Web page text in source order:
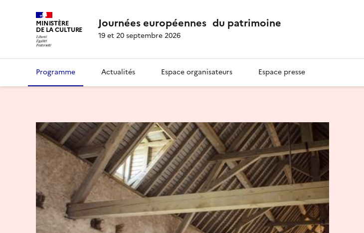
MINISTÈRE
DE LA CULTURE Journées européennes du patrimoine
19 et 20 septembre 2026
Programme Actualités Espace organisateurs Espace presse